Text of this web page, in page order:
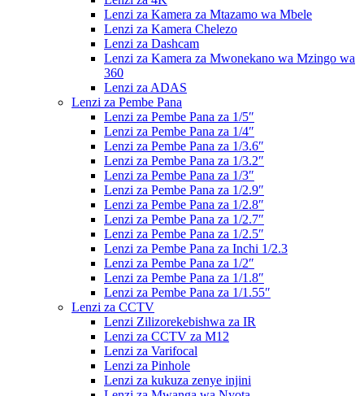
Lenzi za Kamera za Mtazamo wa Mbele
Lenzi za Kamera Chelezo
Lenzi za Dashcam
Lenzi za Kamera za Mwonekano wa Mzingo wa
360
Lenzi za ADAS
Lenzi za Pembe Pana
Lenzi za Pembe Pana za 1/5″
Lenzi za Pembe Pana za 1/4″
Lenzi za Pembe Pana za 1/3.6″
Lenzi za Pembe Pana za 1/3.2″
Lenzi za Pembe Pana za 1/3″
Lenzi za Pembe Pana za 1/2.9″
Lenzi za Pembe Pana za 1/2.8″
Lenzi za Pembe Pana za 1/2.7″
Lenzi za Pembe Pana za 1/2.5″
Lenzi za Pembe Pana za Inchi 1/2.3
Lenzi za Pembe Pana za 1/2″
Lenzi za Pembe Pana za 1/1.8″
Lenzi za Pembe Pana za 1/1.55″
Lenzi za CCTV
Lenzi Zilizorekebishwa za IR
Lenzi za CCTV za M12
Lenzi za Varifocal
Lenzi za Pinhole
Lenzi za kukuza zenye injini